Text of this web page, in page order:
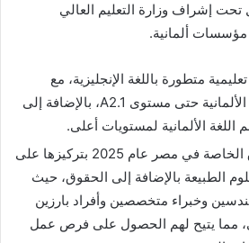
تعمل تحت إشراف وزارة التعليم العالي
مؤسسات ألمانية.
متطورة باللغة الإنجليزية، مع
ضرورة دراسة اللغة الألمانية حتى مستوى A2.1، بالإضافة إلى
اللغة الألمانية لمستويات أعلى.
تتميز كليات الحقوق الخاصة في مصر عام 2025 بتركيزها على
الطبيعة بالإضافة إلى الحقوق، حيث
وخبراء متخصصين وأفراد بارزين
مما يتيح لهم الحصول على فرص عمل